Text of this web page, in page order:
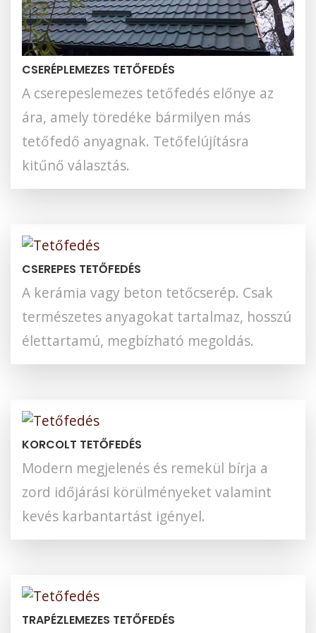
CSERÉPLEMEZES TETŐFEDÉS
A cserepeslemezes tetőfedés előnye az
ára, amely töredéke bármilyen más
tetőfedő anyagnak. Tetőfelújításra
kitűnő választás.
CSEREPES TETŐFEDÉS
A kerámia vagy beton tetőcserép. Csak
természetes anyagokat tartalmaz, hosszú
élettartamú, megbízható megoldás.
KORCOLT TETŐFEDÉS
Modern megjelenés és remekül bírja a
zord időjárási körülményeket valamint
kevés karbantartást igényel.
TRAPÉZLEMEZES TETŐFEDÉS